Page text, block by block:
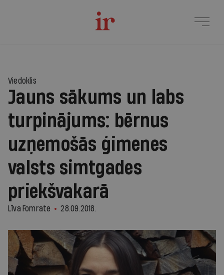
Viedoklis
Jauns sākums un labs
turpinājums: bērnus
uzņemošās ģimenes
valsts simtgades
priekšvakarā
Līva Fomrate 28.09.2018.